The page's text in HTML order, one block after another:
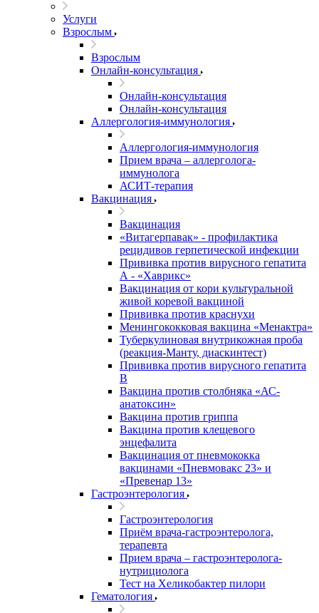
Услуги
Взрослым
Взрослым
Онлайн-консультация
Онлайн-консультация
Онлайн-консультация
Аллергология-иммунология
Аллергология-иммунология
Прием врача – аллерголога-
иммунолога
АСИТ-терапия
Вакцинация
Вакцинация
«Витагерпавак» - профилактика
рецидивов герпетической инфекции
Прививка против вирусного гепатита
А - «Хаврикс»
Вакцинация от кори культуральной
живой коревой вакциной
Прививка против краснухи
Менингококковая вакцина «Менактра»
Туберкулиновая внутрикожная проба
(реакция-Манту, диаскинтест)
Прививка против вирусного гепатита
В
Вакцина против столбняка «АС-
анатоксин»
Вакцина против гриппа
Вакцина против клещевого
энцефалита
Вакцинация от пневмококка
вакцинами «Пневмовакс 23» и
«Превенар 13»
Гастроэнтерология
Гастроэнтерология
Приём врача-гастроэнтеролога,
терапевта
Прием врача – гастроэнтеролога-
нутрициолога
Тест на Хеликобактер пилори
Гематология